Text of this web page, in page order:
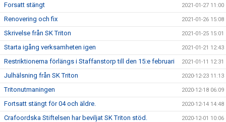
Forsatt stängt 2021-01-27 11:00
Renovering och fix 2021-01-26 15:08
Skrivelse från SK Triton 2021-01-25 15:01
Starta igång verksamheten igen 2021-01-21 12:43
Restriktionerna förlängs i Staffanstorp till den 15:e februari 2021-01-11 12:31
Julhälsning från SK Triton 2020-12-23 11:13
Tritonutmaningen 2020-12-18 06:09
Fortsatt stängt för 04 och äldre. 2020-12-14 14:48
Crafoordska Stiftelsen har beviljat SK Triton stöd. 2020-12-01 10:06